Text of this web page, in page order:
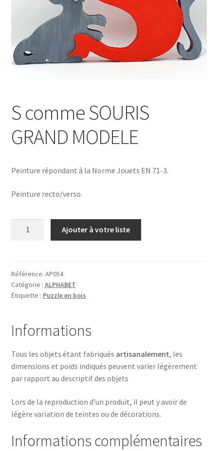
S comme SOURIS
GRAND MODELE
Peinture répondant à la Norme Jouets EN 71-3.
Peinture recto/verso.
SOURIS
GRAND
MODELE
Ajouter à votre liste
Référence: AP054
Catégorie : ALPHABET
Étiquette : Puzzle en bois
Informations
Tous les objets étant fabriqués artisanalement, les
dimensions et poids indiqués peuvent varier légèrement
par rapport au descriptif des objets
Lors de la reproduction d’un produit, il peut y avoir de
légère variation de teintes ou de décorations.
Informations complémentaires